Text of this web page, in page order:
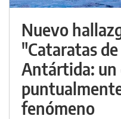
Nuevo
"Cataratas
Antártida: un
fenómeno